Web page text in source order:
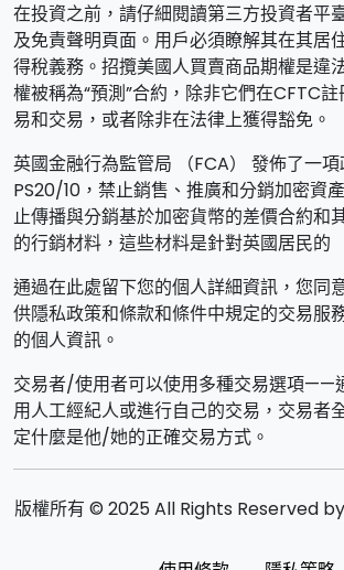
在投資之前，請仔細閱讀第三方投資者平
及免責聲明頁面。用戶必須瞭解其在其居
得稅義務。招攬美國人買賣商品期權是違
權被稱為“預測”合約，除非它們在CFTC
易和交易，或者除非在法律上獲得豁免。
英國金融行為監管局 （FCA） 發佈了一
PS20/10，禁止銷售、推廣和分銷加密資
止傳播與分銷基於加密貨幣的差價合約和
的行銷材料，這些材料是針對英國居民的
通過在此處留下您的個人詳細資訊，您同
供隱私政策和條款和條件中規定的交易服
的個人資訊。
交易者/使用者可以使用多種交易選項——
用人工經紀人或進行自己的交易，交易者
定什麼是他/她的正確交易方式。
版權所有 © 2025 All Rights Reserved